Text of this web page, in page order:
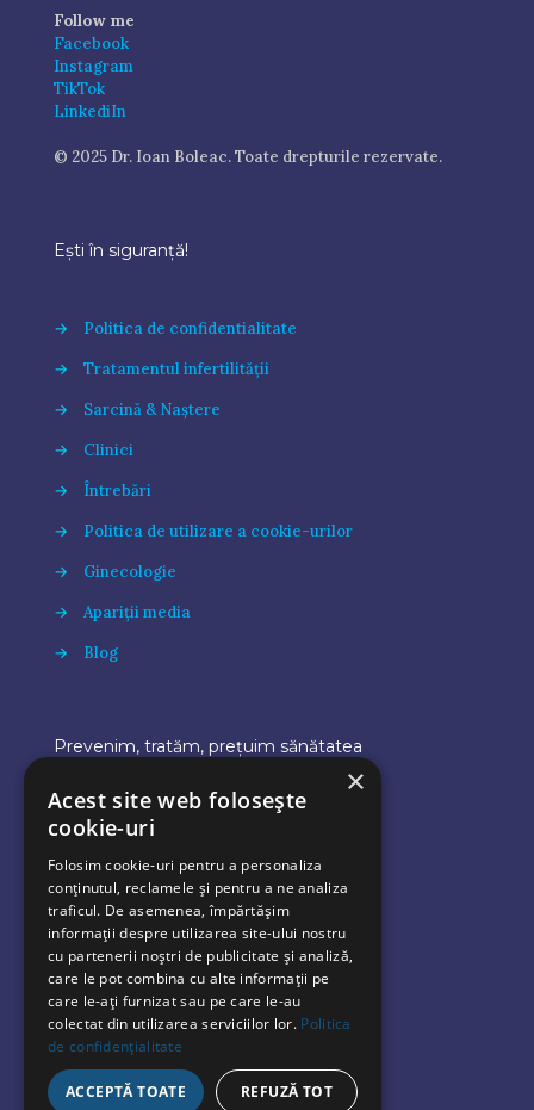
Follow me
Facebook
Instagram
TikTok
LinkediIn
© 2025 Dr. Ioan Boleac. Toate drepturile rezervate.
Ești în siguranță!
→
Politica de confidentialitate
→
Tratamentul infertilității
→
Sarcină & Naștere
→
Clinici
→
Întrebări
→
Politica de utilizare a cookie-urilor
→
Ginecologie
→
Apariții media
→
Blog
Prevenim, tratăm, prețuim sănătatea
Vrei să îți faci o programare?
Vrei să iți faci o consultație online ?
×
Acest site web folosește
cookie-uri
Folosim cookie-uri pentru a personaliza
conținutul, reclamele și pentru a ne analiza
traficul. De asemenea, împărtășim
informații despre utilizarea site-ului nostru
cu partenerii noștri de publicitate și analiză,
care le pot combina cu alte informații pe
care le-ați furnizat sau pe care le-au
colectat din utilizarea serviciilor lor. Politica
de confidențialitate
ACCEPTĂ TOATE REFUZĂ TOT